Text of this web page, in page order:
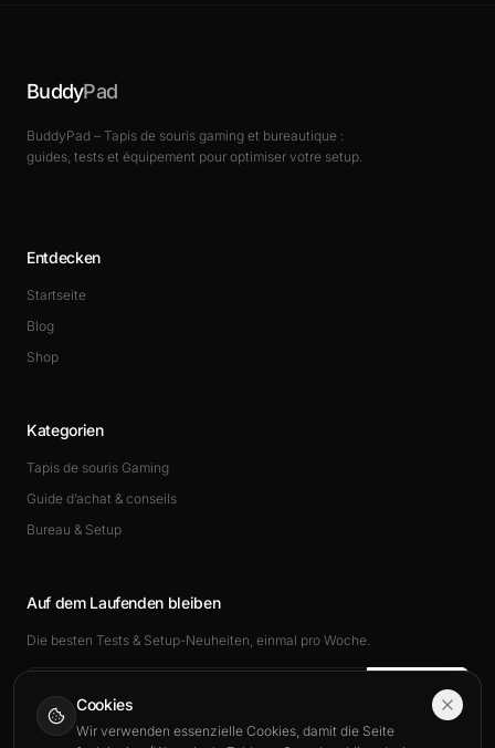
BuddyPad
BuddyPad – Tapis de souris gaming et bureautique :
guides, tests et équipement pour optimiser votre setup.
Entdecken
Startseite
Blog
Shop
Kategorien
Tapis de souris Gaming
Guide d’achat & conseils
Bureau & Setup
Auf dem Laufenden bleiben
Die besten Tests & Setup-Neuheiten, einmal pro Woche.
Cookies
Wir verwenden essenzielle Cookies, damit die Seite